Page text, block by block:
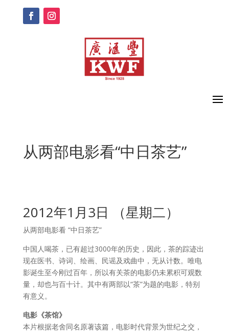
从两部电影看“中日茶艺”
2012年1月3日 （星期二）
从两部电影看 “中日茶艺”
中国人喝茶，已有超过3000年的历史，因此，茶的踪迹出
现在医书、诗词、绘画、民谣及戏曲中，无从计数。唯电
影诞生至今刚过百年，所以有关茶的电影仍未累积可观数
量，却也与百十计。其中有两部以“茶”为题的电影，特别
有意义。
电影《茶馆》
本片根据老舍同名原著该篇，电影时代背景为世纪之交，